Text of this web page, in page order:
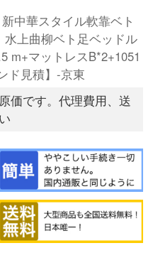
中華スタイル軟靠ベト
上曲柳ベト足ベッドル
m+マットレスB*2+1051
ド見積】-京東
価です。代理費用、送